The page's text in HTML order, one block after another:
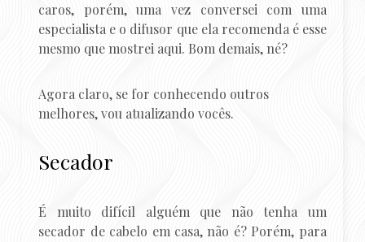
caros, porém, uma vez conversei com uma
especialista e o difusor que ela recomenda é esse
mesmo que mostrei aqui. Bom demais, né?
Agora claro, se for conhecendo outros
melhores, vou atualizando vocês.
Secador
É muito difícil alguém que não tenha um
secador de cabelo em casa, não é? Porém, para